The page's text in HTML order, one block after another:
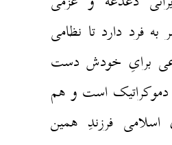
فرد دارد تا نظامی
برایِ خودش دست
است و هم
فرزندِ همین